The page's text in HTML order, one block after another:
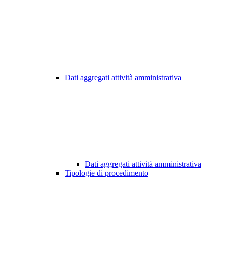
Dati aggregati attività amministrativa
Dati aggregati attività amministrativa
Tipologie di procedimento